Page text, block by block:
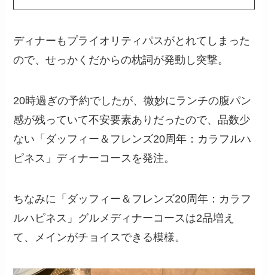
ディナーもプライオリティパスがとれてしまった
ので、せっかくだからの枕詞が発動し突撃。
20時過ぎの予約でしたが、微妙にランチの腹パン
感が残っていて不安要素ありだったので、品数少
ない「ダッフィー＆フレンズ20周年：カラフルハ
ピネス」ディナーコースを発注。
ちなみに「ダッフィー＆フレンズ20周年：カラフ
ルハピネス」グルメディナーコースは2品増え
て、メインがチョイスできる模様。